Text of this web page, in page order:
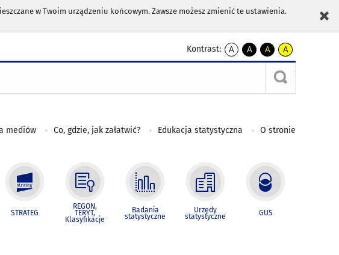
w Twoim urządzeniu końcowym. Zawsze możesz zmienić te ustawienia.
Kontrast:
A
kontrast
A
kontrast
czarnym
A
kontrast
żółty
tekst
czarnym
A
kontrast
czarny
tekst
żółtym
mediów Co, gdzie, jak załatwić? Edukacja statystyczna O stronie
STRATEG
REGON,
TERYT,
Klasyfikacje
Badania
statystyczne
Urzędy
statystyczne GUS